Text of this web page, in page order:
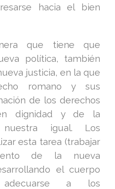
hacia el bien
que tiene que
política, también
justicia, en la que
romano y sus
de los derechos
dignidad y de la
igual. Los
esta tarea (trabajar
de la nueva
el cuerpo
a los